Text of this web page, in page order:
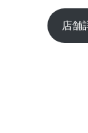
店舗